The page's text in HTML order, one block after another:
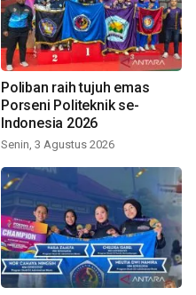
Poliban raih tujuh emas
Porseni Politeknik se-
Indonesia 2026
Senin, 3 Agustus 2026